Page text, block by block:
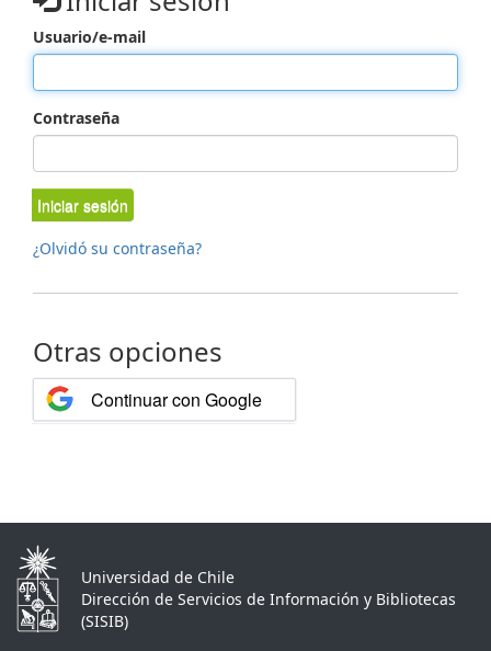
Usuario/e-mail
Contraseña
Iniciar sesión
¿Olvidó su contraseña?
Otras opciones
Continuar con Google
Universidad de Chile
Dirección de Servicios de Información y Bibliotecas
(SISIB)